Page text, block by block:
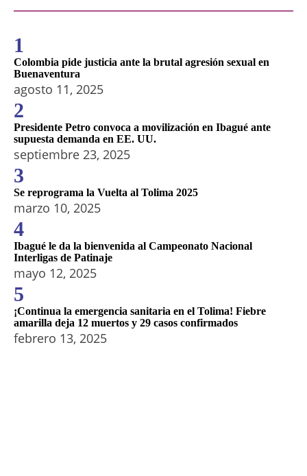
1
Colombia pide justicia ante la brutal agresión sexual en
Buenaventura
agosto 11, 2025
2
Presidente Petro convoca a movilización en Ibagué ante
supuesta demanda en EE. UU.
septiembre 23, 2025
3
Se reprograma la Vuelta al Tolima 2025
marzo 10, 2025
4
Ibagué le da la bienvenida al Campeonato Nacional
Interligas de Patinaje
mayo 12, 2025
5
¡Continua la emergencia sanitaria en el Tolima! Fiebre
amarilla deja 12 muertos y 29 casos confirmados
febrero 13, 2025